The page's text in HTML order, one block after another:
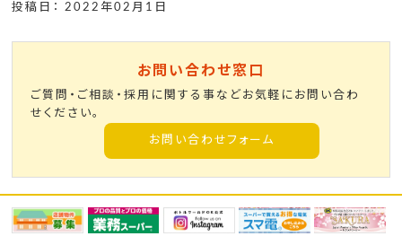
投稿日： 2022年02月1日
お問い合わせ窓口
ご質問・ご相談・採用に関する事などお気軽にお問い合わ
せください。
お問い合わせフォーム